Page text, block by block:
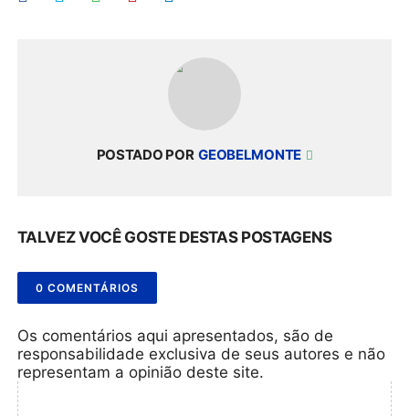
POSTADO POR GEOBELMONTE
TALVEZ VOCÊ GOSTE DESTAS POSTAGENS
0 COMENTÁRIOS
Os comentários aqui apresentados, são de
responsabilidade exclusiva de seus autores e não
representam a opinião deste site.